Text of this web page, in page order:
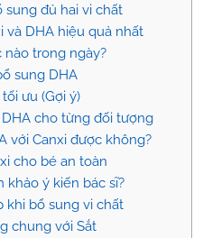
sung đủ hai vi chất
và DHA hiệu quả nhất
nào trong ngày?
sung DHA
ưu (Gợi ý)
cho từng đối tượng
với Canxi được không?
cho bé an toàn
khảo ý kiến bác sĩ?
khi bổ sung vi chất
chung với Sắt